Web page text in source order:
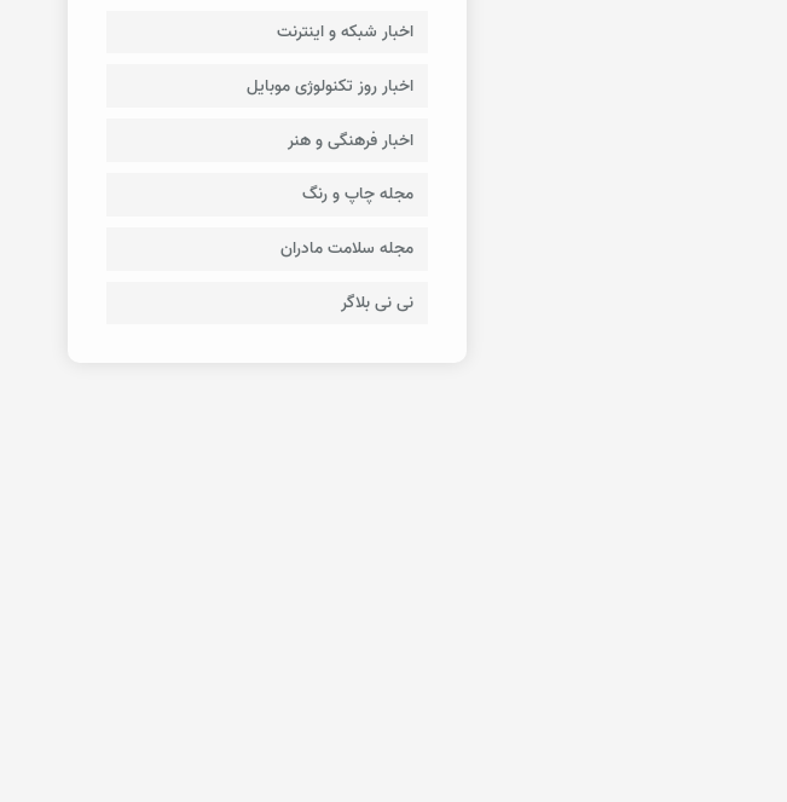
اخبار شبکه و اینترنت
اخبار روز تکنولوژی موبایل
اخبار فرهنگی و هنر
مجله چاپ و رنگ
مجله سلامت مادران
نی نی بلاگر